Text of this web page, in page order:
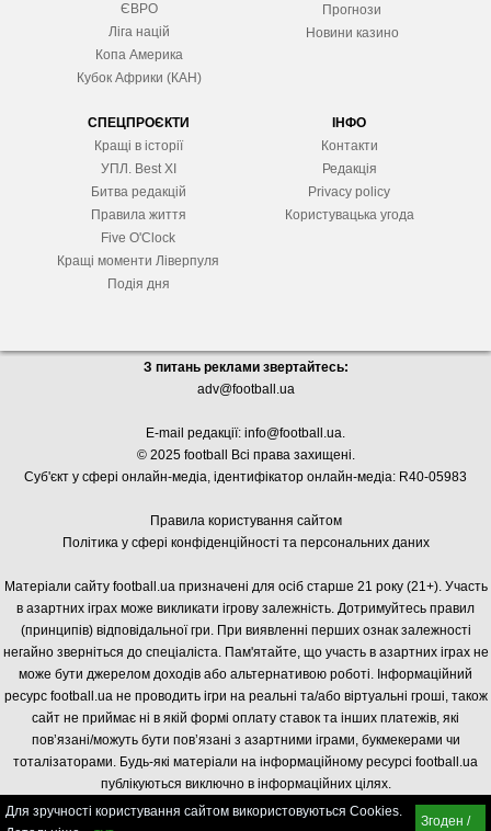
ЄВРО
Ліга націй
Копа Америка
Кубок Африки (КАН)
Прогнози
Новини казино
СПЕЦПРОЄКТИ
Кращі в історії
УПЛ. Best XІ
Битва редакцій
Правила життя
Five O'Clock
Кращі моменти Ліверпуля
Подія дня
ІНФО
Контакти
Редакція
Privacy policy
Користувацька угода
З питань реклами звертайтесь:
adv@football.ua
E-mail редакції: info@football.ua.
© 2025 football Всі права захищені.
Суб'єкт у сфері онлайн-медіа, ідентифікатор онлайн-медіа: R40-05983
Правила користування сайтом
Політика у сфері конфіденційності та персональних даних
Матеріали сайту football.ua призначені для осіб старше 21 року (21+). Участь
в азартних іграх може викликати ігрову залежність. Дотримуйтесь правил
(принципів) відповідальної гри. При виявленні перших ознак залежності
негайно зверніться до спеціаліста. Пам'ятайте, що участь в азартних іграх не
може бути джерелом доходів або альтернативою роботі. Інформаційний
ресурс football.ua не проводить ігри на реальні та/або віртуальні гроші, також
сайт не приймає ні в якій формі оплату ставок та інших платежів, які
пов’язані/можуть бути пов’язані з азартними іграми, букмекерами чи
тоталізаторами. Будь-які матеріали на інформаційному ресурсі football.ua
публікуються виключно в інформаційних цілях.
Для зручності користування сайтом використовуються Cookies.
Згоден /